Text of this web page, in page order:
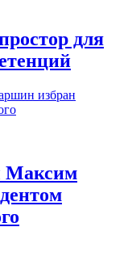
для
Максим